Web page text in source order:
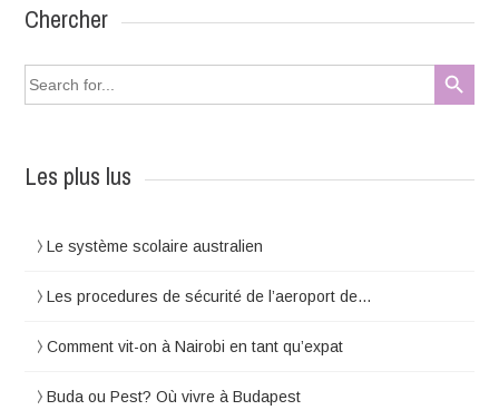
Chercher
Search
for:
Search Button
Les plus lus
Le système scolaire australien
Les procedures de sécurité de l’aeroport de…
Comment vit-on à Nairobi en tant qu’expat
Buda ou Pest? Où vivre à Budapest